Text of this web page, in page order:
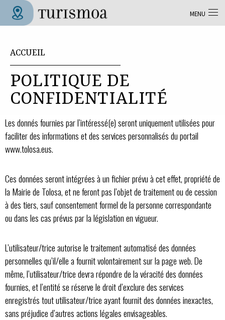
Aller au contenu principal
ACCUEIL
POLITIQUE DE
CONFIDENTIALITÉ
Les donnés fournies par l’intéressé(e) seront uniquement utilisées pour
faciliter des informations et des services personnalisés du portail
www.tolosa.eus.
Ces données seront intégrées à un fichier prévu à cet effet, propriété de
la Mairie de Tolosa, et ne feront pas l’objet de traitement ou de cession
à des tiers, sauf consentement formel de la personne correspondante
ou dans les cas prévus par la législation en vigueur.
L’utilisateur/trice autorise le traitement automatisé des données
personnelles qu’il/elle a fournit volontairement sur la page web. De
même, l’utilisateur/trice devra répondre de la véracité des données
fournies, et l’entité se réserve le droit d’exclure des services
enregistrés tout utilisateur/trice ayant fournit des données inexactes,
sans préjudice d’autres actions légales envisageables.
MENU